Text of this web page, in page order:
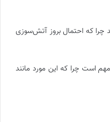
چرا که احتمال بروز آتش‌سوزی
است چرا که این مورد مانند